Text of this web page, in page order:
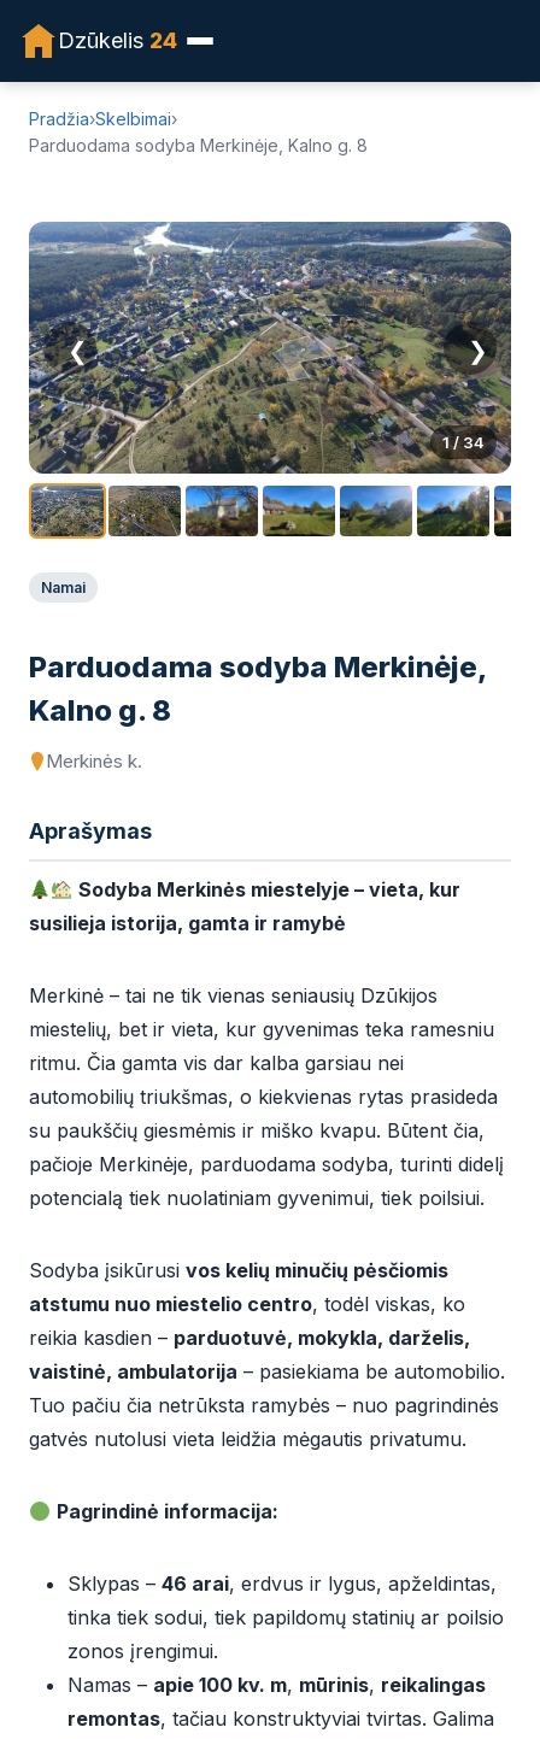
Dzūkelis 24
Pradžia›Skelbimai›
Parduodama sodyba Merkinėje, Kalno g. 8
❮ ❯
1/ 34
PASIŪLYMAS NEGALIOJA!
Namai
Parduodama sodyba Merkinėje,
Kalno g. 8
Merkinės k.
Aprašymas
Sodyba Merkinės miestelyje – vieta, kur
susilieja istorija, gamta ir ramybė
Merkinė – tai ne tik vienas seniausių Dzūkijos
miestelių, bet ir vieta, kur gyvenimas teka ramesniu
ritmu. Čia gamta vis dar kalba garsiau nei
automobilių triukšmas, o kiekvienas rytas prasideda
su paukščių giesmėmis ir miško kvapu. Būtent čia,
pačioje Merkinėje, parduodama sodyba, turinti didelį
potencialą tiek nuolatiniam gyvenimui, tiek poilsiui.
Sodyba įsikūrusi vos kelių minučių pėsčiomis
atstumu nuo miestelio centro, todėl viskas, ko
reikia kasdien – parduotuvė, mokykla, darželis,
vaistinė, ambulatorija – pasiekiama be automobilio.
Tuo pačiu čia netrūksta ramybės – nuo pagrindinės
gatvės nutolusi vieta leidžia mėgautis privatumu.
Pagrindinė informacija:
Sklypas – 46 arai, erdvus ir lygus, apželdintas,
tinka tiek sodui, tiek papildomų statinių ar poilsio
zonos įrengimui.
Namas – apie 100 kv. m, mūrinis, reikalingas
remontas, tačiau konstruktyviai tvirtas. Galima